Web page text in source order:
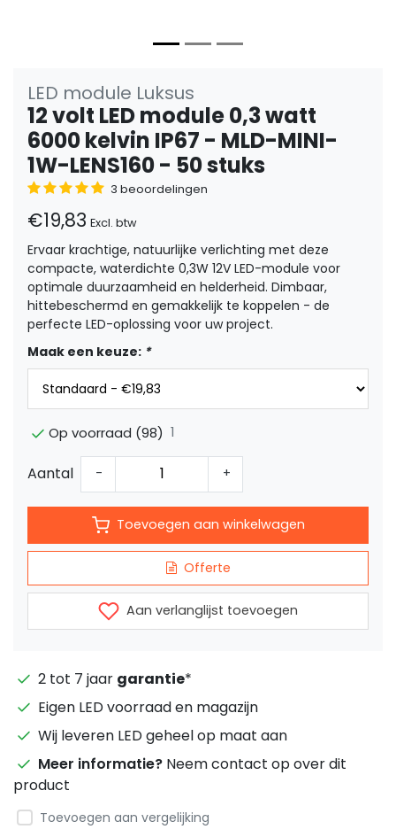
LED module Luksus
12 volt LED module 0,3 watt
6000 kelvin IP67 - MLD-MINI-
1W-LENS160 - 50 stuks
3 beoordelingen
€19,83 Excl. btw
Ervaar krachtige, natuurlijke verlichting met deze
compacte, waterdichte 0,3W 12V LED-module voor
optimale duurzaamheid en helderheid. Dimbaar,
hittebeschermd en gemakkelijk te koppelen - de
perfecte LED-oplossing voor uw project.
Maak een keuze: *
Op voorraad (98) 1
Aantal - +
Toevoegen aan winkelwagen
Offerte
Aan verlanglijst toevoegen
2 tot 7 jaar garantie*
Eigen LED voorraad en magazijn
Wij leveren LED geheel op maat aan
Meer informatie? Neem contact op over dit
product
Toevoegen aan vergelijking